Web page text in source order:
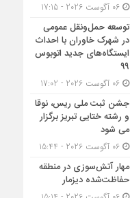
06 آگوست 2026 - 17:15
توسعه حمل‌ونقل عمومی
در شهرک خاوران با احداث
ایستگاه‌های جدید اتوبوس
۹۹
06 آگوست 2026 - 17:02
جشن ثبت ملی ریس، نوقا
و رشته ختایی تبریز برگزار
می شود
06 آگوست 2026 - 15:44
مهار آتش‌سوزی در منطقه
حفاظت‌شده دیزمار